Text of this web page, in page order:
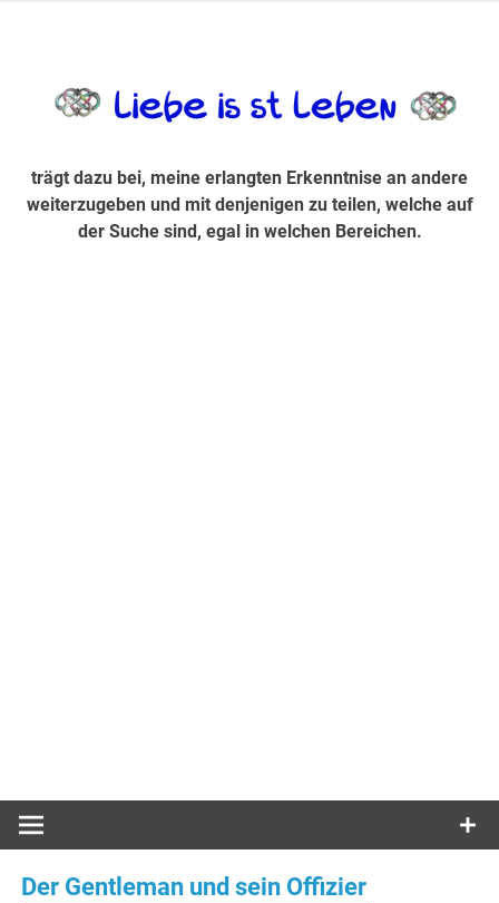
Suche sind, egal in welchen Bereichen.
trägt dazu bei, meine erlangten Erkenntnise an andere
weiterzugeben und mit denjenigen zu teilen, welche auf
der Suche sind, egal in welchen Bereichen.
Der Gentleman und sein Offizier